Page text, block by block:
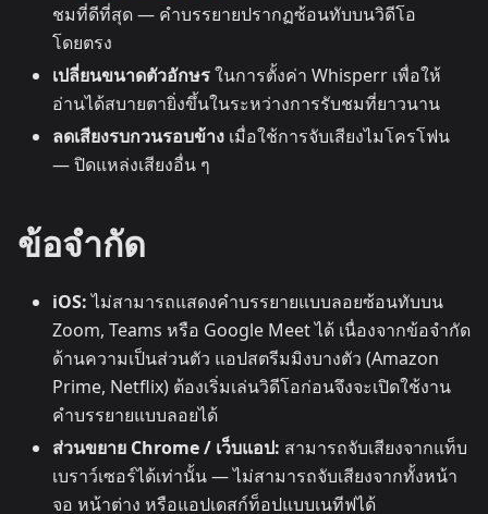
ชมที่ดีที่สุด — คำบรรยายปรากฏซ้อนทับบนวิดีโอ
โดยตรง
เปลี่ยนขนาดตัวอักษรในการตั้งค่า Whisperr เพื่อให้
อ่านได้สบายตายิ่งขึ้นในระหว่างการรับชมที่ยาวนาน
ลดเสียงรบกวนรอบข้าง เมื่อใช้การจับเสียงไมโครโฟน
— ปิดแหล่งเสียงอื่น ๆ
ข้อจำกัด
iOS:ไม่สามารถแสดงคำบรรยายแบบลอยซ้อนทับบน
Zoom, Teams หรือ Google Meet ได้ เนื่องจากข้อจำกัด
ด้านความเป็นส่วนตัว แอปสตรีมมิงบางตัว (Amazon
Prime, Netflix) ต้องเริ่มเล่นวิดีโอก่อนจึงจะเปิดใช้งาน
คำบรรยายแบบลอยได้
ส่วนขยาย Chrome / เว็บแอป: สามารถจับเสียงจากแท็บ
เบราว์เซอร์ได้เท่านั้น — ไม่สามารถจับเสียงจากทั้งหน้า
จอ หน้าต่าง หรือแอปเดสก์ท็อปแบบเนทีฟได้